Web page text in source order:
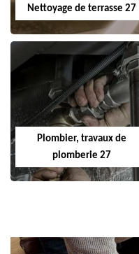
Nettoyage de terrasse 27
Plombier, travaux de
plomberie 27